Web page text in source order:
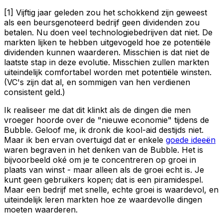
[1] Vijftig jaar geleden zou het schokkend zijn geweest
als een beursgenoteerd bedrijf geen dividenden zou
betalen. Nu doen veel technologiebedrijven dat niet. De
markten lijken te hebben uitgevogeld hoe ze potentiële
dividenden kunnen waarderen. Misschien is dat niet de
laatste stap in deze evolutie. Misschien zullen markten
uiteindelijk comfortabel worden met potentiële winsten.
(VC's zijn dat al, en sommigen van hen verdienen
consistent geld.)
Ik realiseer me dat dit klinkt als de dingen die men
vroeger hoorde over de "nieuwe economie" tijdens de
Bubble. Geloof me, ik dronk die kool-aid destijds niet.
Maar ik ben ervan overtuigd dat er enkele goede ideeën
waren begraven in het denken van de Bubble. Het is
bijvoorbeeld oké om je te concentreren op groei in
plaats van winst - maar alleen als de groei echt is. Je
kunt geen gebruikers kopen; dat is een piramidespel.
Maar een bedrijf met snelle, echte groei is waardevol, en
uiteindelijk leren markten hoe ze waardevolle dingen
moeten waarderen.